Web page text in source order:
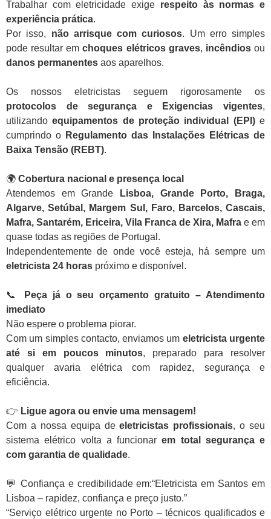
Trabalhar com eletricidade exige respeito às normas e
experiência prática.
Por isso, não arrisque com curiosos. Um erro simples
pode resultar emchoques elétricos graves, incêndiosou
danos permanentes aos aparelhos.
Os nossos eletricistas seguem rigorosamente os
protocolos de segurança e Exigencias vigentes,
utilizandoequipamentos de proteção individual (EPI)e
cumprindo o Regulamento das Instalações Elétricas de
Baixa Tensão (REBT).
🌍 Cobertura nacional e presença local
Atendemos em Grande
Lisboa, Grande Porto, Braga,
Algarve, Setúbal, Margem Sul, Faro, Barcelos, Cascais,
Mafra, Santarém, Ericeira, Vila Franca de Xira, Mafra e em
quase todas as regiões de Portugal.
Independentemente de onde você esteja, há sempre um
eletricista 24 horas próximo e disponível.
📞
Peça já o seu orçamento gratuito – Atendimento
imediato
Não espere o problema piorar.
Com um simples contacto, enviamos um eletricista urgente
até si em poucos minutos, preparado para resolver
qualquer avaria elétrica com rapidez, segurança e
eficiência.
👉 Ligue agora ou envie uma mensagem!
Com a nossa equipa deeletricistas profissionais, o seu
sistema elétrico volta a funcionarem total segurança e
com garantia de qualidade.
💬 Confiança e credibilidade em:“Eletricista em Santos em
Lisboa – rapidez, confiança e preço justo.”
“Serviço elétrico urgente no Porto – técnicos qualificados e